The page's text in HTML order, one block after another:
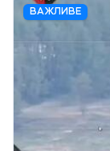
ВАЖЛИВЕ